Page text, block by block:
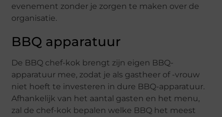
evenement zonder je zorgen te maken over de
organisatie.
BBQ apparatuur
De BBQ chef-kok brengt zijn eigen BBQ-
apparatuur mee, zodat je als gastheer of -vrouw
niet hoeft te investeren in dure BBQ-apparatuur.
Afhankelijk van het aantal gasten en het menu,
zal de chef-kok bepalen welke BBQ het meest